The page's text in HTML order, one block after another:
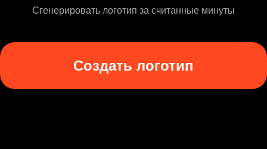
Сгенерировать логотип за считанные минуты
Создать логотип